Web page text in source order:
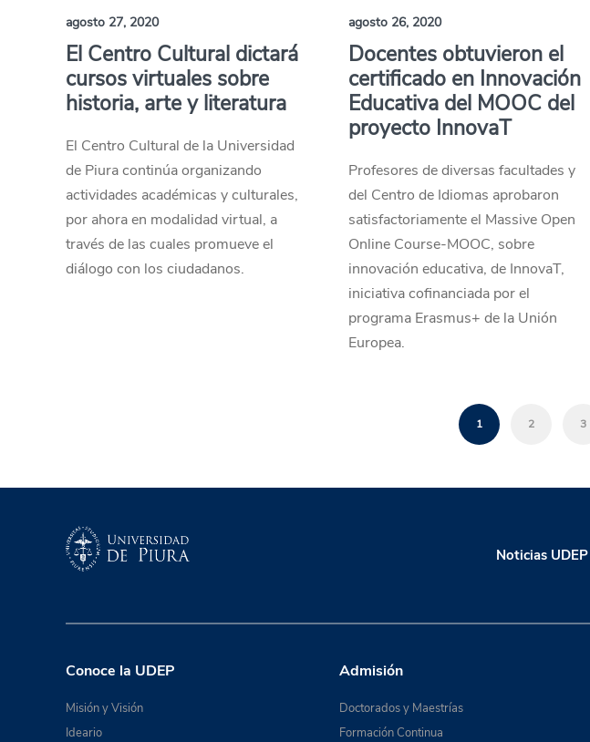
agosto 27, 2020
El Centro Cultural dictará
cursos virtuales sobre
historia, arte y literatura
El Centro Cultural de la Universidad
de Piura continúa organizando
actividades académicas y culturales,
por ahora en modalidad virtual, a
través de las cuales promueve el
diálogo con los ciudadanos.
agosto 26, 2020
Docentes obtuvieron el
certificado en Innovación
Educativa del MOOC del
proyecto InnovaT
Profesores de diversas facultades y
del Centro de Idiomas aprobaron
satisfactoriamente el Massive Open
Online Course-MOOC, sobre
innovación educativa, de InnovaT,
iniciativa cofinanciada por el
programa Erasmus+ de la Unión
Europea.
1 2 3
Noticias UDEP
Conoce la UDEP
Misión y Visión
Ideario
Admisión
Doctorados y Maestrías
Formación Continua